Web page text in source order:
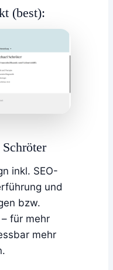
(best):
inkl. SEO-
und
bzw.
für mehr
mehr